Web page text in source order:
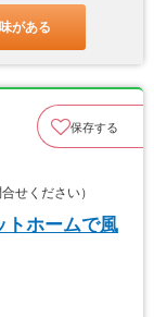
がある
保存する
せください）
トホームで風